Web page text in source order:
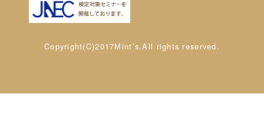
Copyright(C)2017Mint’s.All rights reserved.